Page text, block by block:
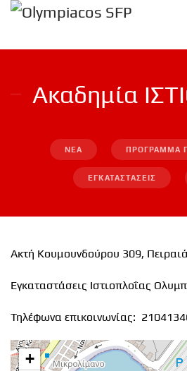
Aκαδημία
ΝΕΑ ΠΡΟΓΡΑΜΜΑ
ΕΓΚΑΤΑΣΤΑΣΕΙΣ
Ακτή Κουμουνδούρου 309,
Εγκαταστάσεις Ιστιοπλοΐας
Τηλέφωνα επικοινωνίας:
+